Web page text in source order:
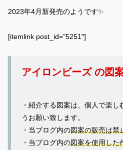
2023年4月新発売のようです✨
[itemlink post_id=”5251″]
アイロンビーズ の図
・紹介する図案は、個人で楽
うお願い致します。
・当ブログ内の図案の販売は禁
・当ブログ内の図案を使用した